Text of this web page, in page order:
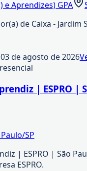
e Aprendizes) GPA
de Caixa - Jardim
03 de agosto de 2026
| ESPRO |
SP
| ESPRO | São
ESPRO.